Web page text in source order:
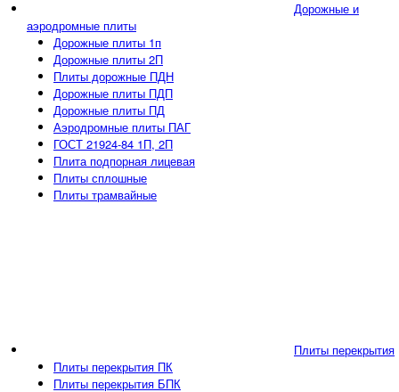
Дорожные и
аэродромные плиты
Дорожные плиты 1п
Дорожные плиты 2П
Плиты дорожные ПДН
Дорожные плиты ПДП
Дорожные плиты ПД
Аэродромные плиты ПАГ
ГОСТ 21924-84 1П, 2П
Плита подпорная лицевая
Плиты сплошные
Плиты трамвайные
Плиты перекрытия
Плиты перекрытия ПК
Плиты перекрытия БПК